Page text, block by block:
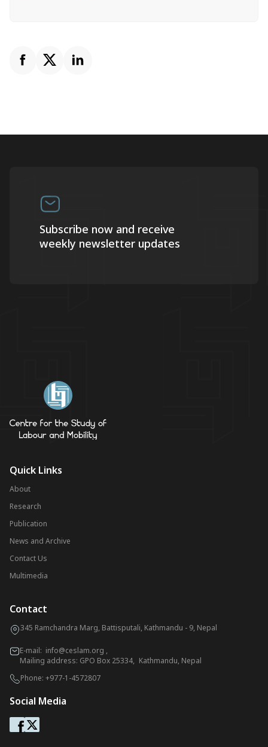
Subscribe now and receive
weekly newsletter updates
Quick Links
About
Research
Publication
News and Archive
Contact Us
Multimedia
Contact
345 Ramchandra Marg, Battisputali, Kathmandu - 9, Nepal
E-mail: info@ceslam.org ,
Mailing address: GPO Box 25334, Kathmandu, Nepal
Phone: +977-1-4572807
Social Media